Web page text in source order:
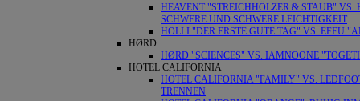
HEAVENT "STREICHHÖLZER & STAUB"
SCHWERE UND SCHWERE LEICHTIGKEIT
HOLLI "DER ERSTE GUTE TAG" VS. EFEU
HØRD
HØRD "SCIENCES" VS. IAMNOONE
HOTEL CALIFORNIA
HOTEL CALIFORNIA "FAMILY" VS.
TRENNEN